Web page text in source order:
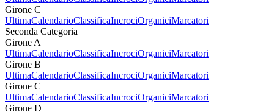
Girone C
UltimaCalendarioClassificaIncrociOrganiciMarcatori
Seconda Categoria
Girone A
UltimaCalendarioClassificaIncrociOrganiciMarcatori
Girone B
UltimaCalendarioClassificaIncrociOrganiciMarcatori
Girone C
UltimaCalendarioClassificaIncrociOrganiciMarcatori
Girone D